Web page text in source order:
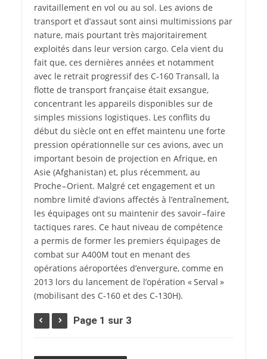
ravitaillement en vol ou au sol. Les avions de
transport et d’assaut sont ainsi multimissions par
nature, mais pourtant très majoritairement
exploités dans leur version cargo. Cela vient du
fait que, ces dernières années et notamment
avec le retrait progressif des C‑160 Transall, la
flotte de transport française était exsangue,
concentrant les appareils disponibles sur de
simples missions logistiques. Les conflits du
début du siècle ont en effet maintenu une forte
pression opérationnelle sur ces avions, avec un
important besoin de projection en Afrique, en
Asie (Afghanistan) et, plus récemment, au
Proche – Orient. Malgré cet engagement et un
nombre limité d’avions affectés à l’entraînement,
les équipages ont su maintenir des savoir – faire
tactiques rares. Ce haut niveau de compétence
a permis de former les premiers équipages de
combat sur A400M tout en menant des
opérations aéroportées d’envergure, comme en
2013 lors du lancement de l’opération « Serval »
(mobilisant des C‑160 et des C‑130H).
Page 1 sur 3